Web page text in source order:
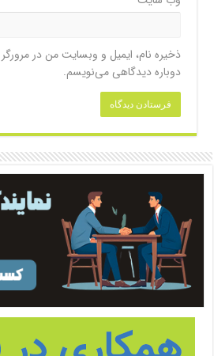
ذخیره نام، ایمیل و وبسایت من در
دوباره دیدگاهی می‌نویسم.